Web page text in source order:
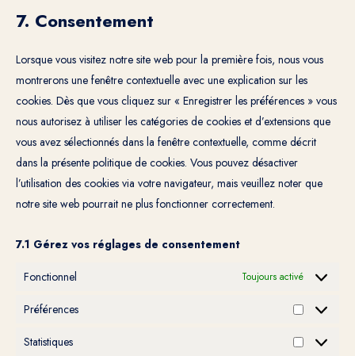
7. Consentement
Lorsque vous visitez notre site web pour la première fois, nous vous
montrerons une fenêtre contextuelle avec une explication sur les
cookies. Dès que vous cliquez sur « Enregistrer les préférences » vous
nous autorisez à utiliser les catégories de cookies et d’extensions que
vous avez sélectionnés dans la fenêtre contextuelle, comme décrit
dans la présente politique de cookies. Vous pouvez désactiver
l’utilisation des cookies via votre navigateur, mais veuillez noter que
notre site web pourrait ne plus fonctionner correctement.
7.1 Gérez vos réglages de consentement
Fonctionnel Toujours activé
Préférences
Statistiques
Statistiques